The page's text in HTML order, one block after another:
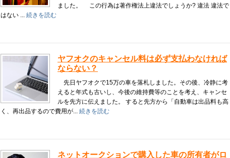
ました。 この行為は著作権法上違法でしょうか? 違法 違法で
はない ... 続きを読む
ヤフオクのキャンセル料は必ず支払わなければ
ならない？
先日ヤフオクで15万の車を落札しました。その後、冷静に考
えると年式も古いし、今後の維持費等のことを考え、キャンセ
ルを先方に伝えました。 すると先方から「自動車は出品料も高
く、再出品するので費用が... 続きを読む
ネットオークションで購入した車の所有者がロ